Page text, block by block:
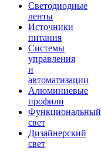
Светодиодные
ленты
Источники
питания
Системы
управления
и
автоматизации
Алюминиевые
профили
Функциональный
свет
Дизайнерский
свет